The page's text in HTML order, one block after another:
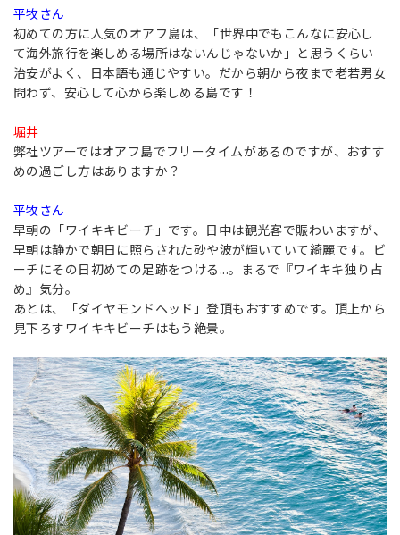
平牧さん
初めての方に人気のオアフ島は、「世界中でもこんなに安心し
て海外旅行を楽しめる場所はないんじゃないか」と思うくらい
治安がよく、日本語も通じやすい。だから朝から夜まで老若男女
問わず、安心して心から楽しめる島です！
堀井
弊社ツアーではオアフ島でフリータイムがあるのですが、おすす
めの過ごし方はありますか？
平牧さん
早朝の「ワイキキビーチ」です。日中は観光客で賑わいますが、
早朝は静かで朝日に照らされた砂や波が輝いていて綺麗です。ビ
ーチにその日初めての足跡をつける...。まるで『ワイキキ独り占
め』気分。
あとは、「ダイヤモンドヘッド」登頂もおすすめです。頂上から
見下ろすワイキキビーチはもう絶景。